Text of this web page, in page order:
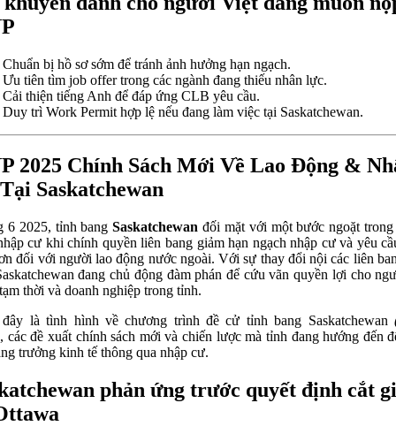
Chuẩn bị hồ sơ sớm để tránh ảnh hưởng hạn ngạch.
Ưu tiên tìm job offer trong các ngành đang thiếu nhân lực.
Cải thiện tiếng Anh để đáp ứng CLB yêu cầu.
Duy trì Work Permit hợp lệ nếu đang làm việc tại Saskatchewan.
2025 Chính Sách Mới Về Lao Động &
Saskatchewan
6 2025, tỉnh bangSaskatchewan đối mặt với một bước ngoặt
cư khi chính quyền liên bang giảm hạn ngạch nhập cư và yêu
đối với người lao động nước ngoài. Với sự thay đổi nội các liên
đang chủ động đàm phán để cứu vãn quyền lợi cho
thời và doanh nghiệp trong tỉnh.
là tình hình về chương trình đề cử tỉnh bang Saskatchewan
, các đề xuất chính sách mới và chiến lược mà tỉnh đang hướng đến
trưởng kinh tế thông qua nhập cư.
phản ứng trước quyết định cắt